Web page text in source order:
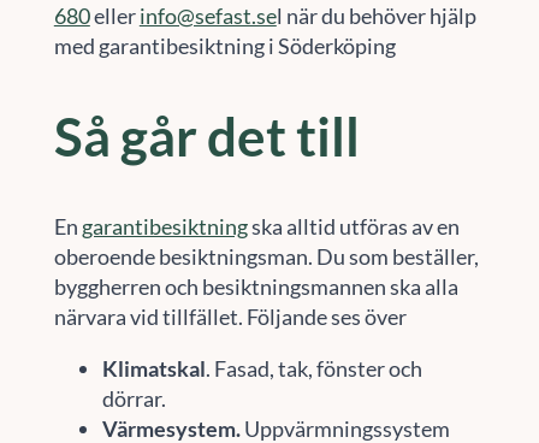
680ellerinfo@sefast.sel när du behöver hjälp
med garantibesiktning i Söderköping
Så går det till
En garantibesiktningska alltid utföras av en
oberoende besiktningsman. Du som beställer,
byggherren och besiktningsmannen ska alla
närvara vid tillfället. Följande ses över
Klimatskal. Fasad, tak, fönster och
dörrar.
Värmesystem.Uppvärmningssystem